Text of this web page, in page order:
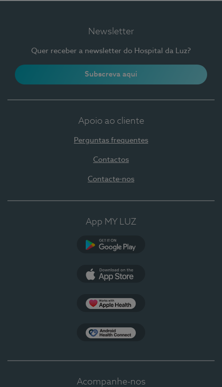
Newsletter
Quer receber a newsletter do Hospital da Luz?
Subscreva aqui
Apoio ao cliente
Perguntas frequentes
Contactos
Contacte-nos
App MY LUZ
Acompanhe-nos